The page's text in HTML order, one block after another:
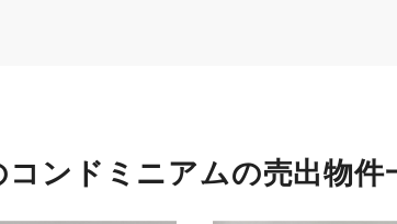
コンドミニアムの売出物件